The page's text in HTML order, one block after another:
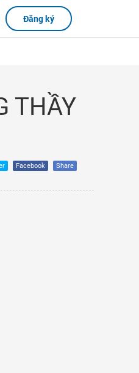
Đăng ký
THẦY
Facebook Share